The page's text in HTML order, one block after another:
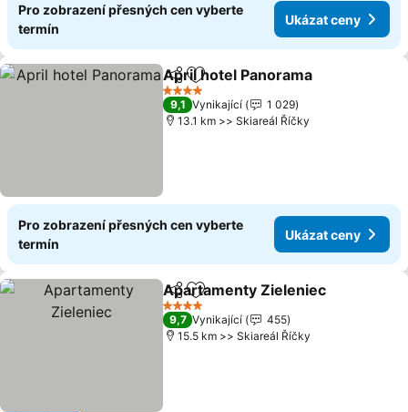
Pro zobrazení přesných cen vyberte
termín
Ukázat ceny
SdíletPřidat na seznam oblíbených
April hotel Panorama
4 Počet hvězdiček
9,1 Vynikající
1 029
13.1 km >> Skiareál Říčky
Pro zobrazení přesných cen vyberte
termín
Ukázat ceny
SdíletPřidat na seznam oblíbených
Apartamenty Zieleniec
4 Počet hvězdiček
9,7 Vynikající
455
15.5 km >> Skiareál Říčky